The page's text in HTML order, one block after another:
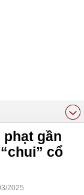
phạt gần
cổ
2025